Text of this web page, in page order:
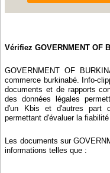
Vérifiez GOVERNMENT OF
GOVERNMENT OF
commerce burkinabé. Info-
documents et de rapports
des données légales
d'un Kbis et d'autres part
permettant d'évaluer la
Les documents sur
informations telles que :